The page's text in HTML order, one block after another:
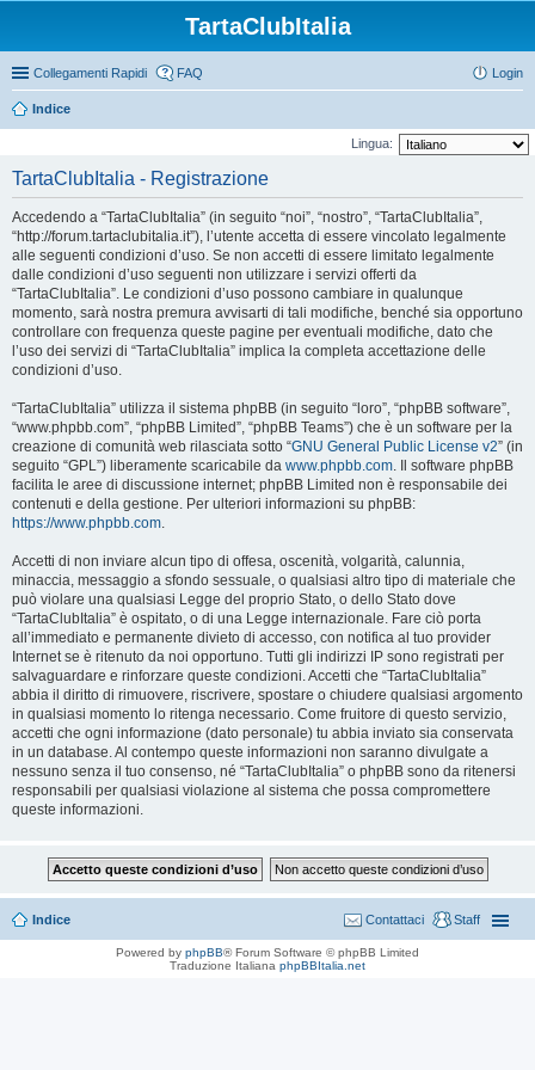
TartaClubItalia
Collegamenti Rapidi FAQ Login
Indice
Lingua:
TartaClubItalia - Registrazione
Accedendo a “TartaClubItalia” (in seguito “noi”, “nostro”, “TartaClubItalia”,
“http://forum.tartaclubitalia.it”), l’utente accetta di essere vincolato legalmente
alle seguenti condizioni d’uso. Se non accetti di essere limitato legalmente
dalle condizioni d’uso seguenti non utilizzare i servizi offerti da
“TartaClubItalia”. Le condizioni d’uso possono cambiare in qualunque
momento, sarà nostra premura avvisarti di tali modifiche, benché sia opportuno
controllare con frequenza queste pagine per eventuali modifiche, dato che
l’uso dei servizi di “TartaClubItalia” implica la completa accettazione delle
condizioni d’uso.
“TartaClubItalia” utilizza il sistema phpBB (in seguito “loro”, “phpBB software”,
“www.phpbb.com”, “phpBB Limited”, “phpBB Teams”) che è un software per la
creazione di comunità web rilasciata sotto “GNU General Public License v2” (in
seguito “GPL”) liberamente scaricabile da www.phpbb.com. Il software phpBB
facilita le aree di discussione internet; phpBB Limited non è responsabile dei
contenuti e della gestione. Per ulteriori informazioni su phpBB:
https://www.phpbb.com.
Accetti di non inviare alcun tipo di offesa, oscenità, volgarità, calunnia,
minaccia, messaggio a sfondo sessuale, o qualsiasi altro tipo di materiale che
può violare una qualsiasi Legge del proprio Stato, o dello Stato dove
“TartaClubItalia” è ospitato, o di una Legge internazionale. Fare ciò porta
all’immediato e permanente divieto di accesso, con notifica al tuo provider
Internet se è ritenuto da noi opportuno. Tutti gli indirizzi IP sono registrati per
salvaguardare e rinforzare queste condizioni. Accetti che “TartaClubItalia”
abbia il diritto di rimuovere, riscrivere, spostare o chiudere qualsiasi argomento
in qualsiasi momento lo ritenga necessario. Come fruitore di questo servizio,
accetti che ogni informazione (dato personale) tu abbia inviato sia conservata
in un database. Al contempo queste informazioni non saranno divulgate a
nessuno senza il tuo consenso, né “TartaClubItalia” o phpBB sono da ritenersi
responsabili per qualsiasi violazione al sistema che possa compromettere
queste informazioni.
Indice Staff
Contattaci
Powered by phpBB® Forum Software © phpBB Limited
Traduzione Italiana phpBBItalia.net